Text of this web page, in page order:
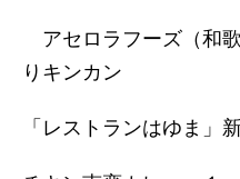
アセロラフーズ（和
りキンカン
「レストランはゆま」